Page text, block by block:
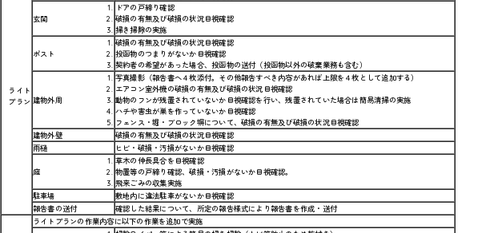
ライト
プラン
玄関
ドアの戸締り確認
破損の有無及び破損の状況目視確認
掃き掃除の実施
ポスト
破損の有無及び破損の状況目視確認
投函物のつまりがないか目視確認
契約者の希望があった場合、投函物の送付（投函物以外の破棄業務も含む）
建物外周
写真撮影（報告書へ４枚添付。その他報告すべき内容があれば上限を４枚として追加する）
エアコン室外機の破損の有無及び破損の状況目視確認
動物のフンが残置されていないか目視確認を行い、残置されていた場合は簡易清掃の実施
ハチや害虫が巣を作っていないか目視確認
フェンス・堀・ブロック塀について、破損の有無及び破損の状況目視確認
建物外壁
破損の有無及び破損の状況目視確認
雨樋
ヒビ・破損・汚損がないか目視確認
庭
草木の伸長具合を目視確認
物置等の戸締り確認、破損・汚損がないか目視確認。
飛来ごみの収集実施
駐車場
敷地内に違法駐車がないか目視確認
報告書の送付
確認した結果について、所定の報告様式により報告書を作成・送付
ライトプランの作業内容に以下の作業を追加で実施